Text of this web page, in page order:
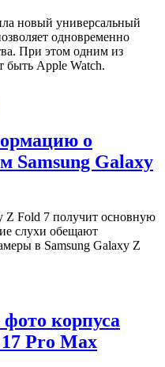
новый универсальный
одновременно
При этом одним из
быть Apple Watch.
о
Samsung Galaxy
Z Fold 7 получит основную
слухи обещают
в Samsung Galaxy Z
корпуса
Pro Max